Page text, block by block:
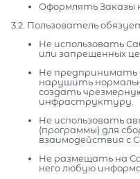
Оформлять Заказы
3.2. Пользователь
Не использовать
или запрещенных
Не предпринимать
нарушить
создать
инфраструктуру.
Не использовать
(программы) для
взаимодействия с
Не размещать на
него любую